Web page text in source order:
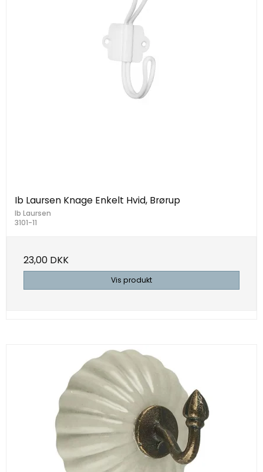
Ib Laursen Knage Enkelt Hvid, Brørup
Ib Laursen
3101-11
23,00 DKK
Vis produkt